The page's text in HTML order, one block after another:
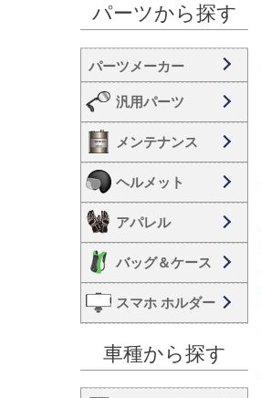
パーツから探す
汎用パーツ
メンテナンス
ヘルメット
アパレル
バッグ＆ケース
スマホ ホルダー
車種から探す